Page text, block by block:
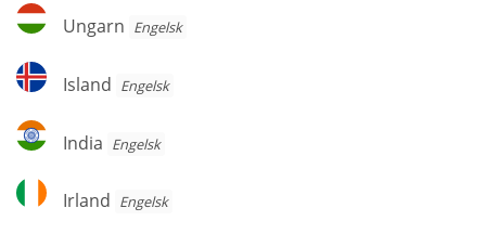
Ungarn
Ungarn Engelsk
Island
Island Engelsk
India
India Engelsk
Irland
Irland Engelsk